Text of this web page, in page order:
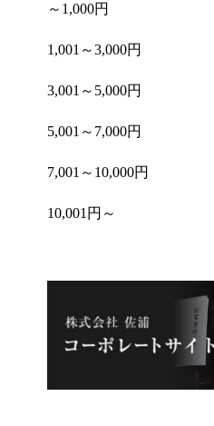
～1,000円
1,001～3,000円
3,001～5,000円
5,001～7,000円
7,001～10,000円
10,001円～